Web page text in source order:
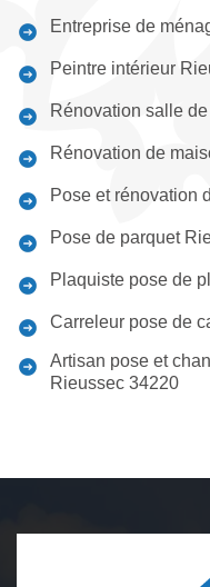
Entreprise de
Peintre intérieur
Rénovation salle
Rénovation de
Pose et rénovation
Pose de parquet
Plaquiste pose de
Carreleur pose de
Artisan pose et
Rieussec 34220